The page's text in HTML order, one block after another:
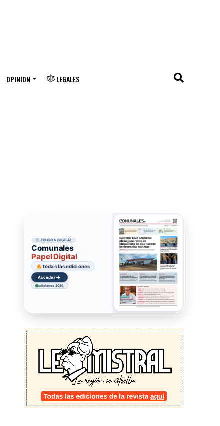
OPINION LEGALES
EDICIÓN DIGITAL
Comunales
Papel Digital
todas las ediciones
Acceder→
ediciones 2026